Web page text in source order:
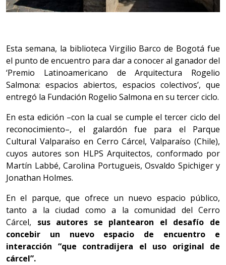
Esta semana, la biblioteca Virgilio Barco de Bogotá fue
el punto de encuentro para dar a conocer al ganador del
‘Premio Latinoamericano de Arquitectura Rogelio
Salmona: espacios abiertos, espacios colectivos’, que
entregó la Fundación Rogelio Salmona en su tercer ciclo.
En esta edición –con la cual se cumple el tercer ciclo del
reconocimiento–, el galardón fue para el Parque
Cultural Valparaíso en Cerro Cárcel, Valparaíso (Chile),
cuyos autores son HLPS Arquitectos, conformado por
Martín Labbé, Carolina Portugueis, Osvaldo Spichiger y
Jonathan Holmes.
En el parque, que ofrece un nuevo espacio público,
tanto a la ciudad como a la comunidad del Cerro
Cárcel, sus autores se plantearon el desafío de
concebir un nuevo espacio de encuentro e
interacción “que contradijera el uso original de
cárcel”.